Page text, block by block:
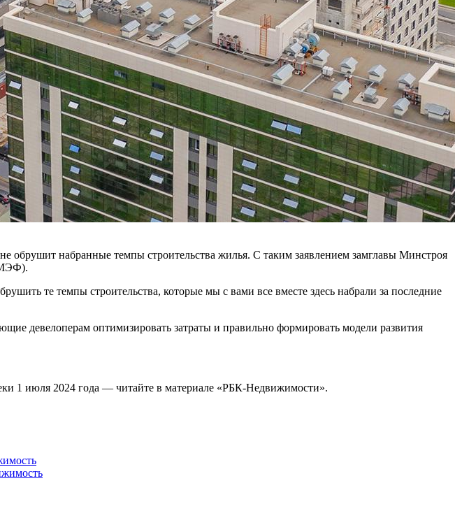
обрушит набранные темпы строительства жилья. С таким заявлением замглавы Минстроя
те темпы строительства, которые мы с вами все вместе здесь набрали за последние
девелоперам оптимизировать затраты и правильно формировать модели развития
1 июля 2024 года — читайте в материале «РБК-Недвижимости».